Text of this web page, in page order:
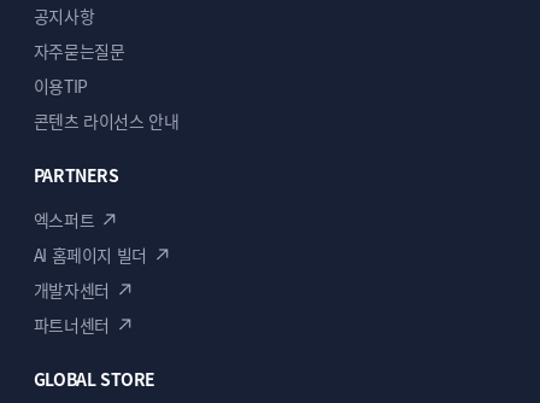
공지사항
자주묻는질문
이용TIP
콘텐츠 라이선스 안내
PARTNERS
엑스퍼트
AI 홈페이지 빌더
개발자센터
파트너센터
GLOBAL STORE